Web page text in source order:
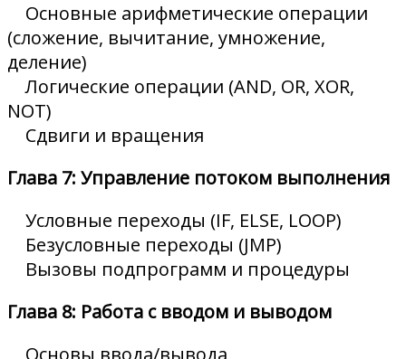
Основные арифметические операции
(сложение, вычитание, умножение,
деление)
Логические операции (AND, OR, XOR,
NOT)
Сдвиги и вращения
Глава 7: Управление потоком выполнения
Условные переходы (IF, ELSE, LOOP)
Безусловные переходы (JMP)
Вызовы подпрограмм и процедуры
Глава 8: Работа с вводом и выводом